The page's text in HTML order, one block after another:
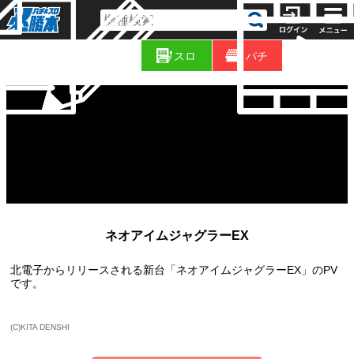
コ
ラ
ム
スロ パチ
ネオアイムジャグラーEX
北電子からリリースされる新台「ネオアイムジャグラーEX」のPV
です。
(C)KITA DENSHI